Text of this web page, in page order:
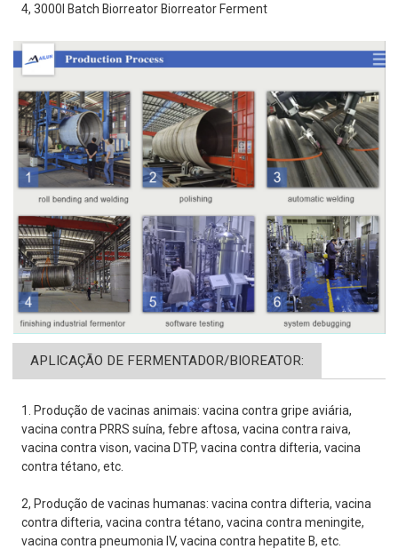
4, 3000l Batch Biorreator Biorreator Ferment
APLICAÇÃO DE FERMENTADOR/BIOREATOR:
1. Produção de vacinas animais: vacina contra gripe aviária,
vacina contra PRRS suína, febre aftosa, vacina contra raiva,
vacina contra vison, vacina DTP, vacina contra difteria, vacina
contra tétano, etc.
2, Produção de vacinas humanas: vacina contra difteria, vacina
contra difteria, vacina contra tétano, vacina contra meningite,
vacina contra pneumonia IV, vacina contra hepatite B, etc.